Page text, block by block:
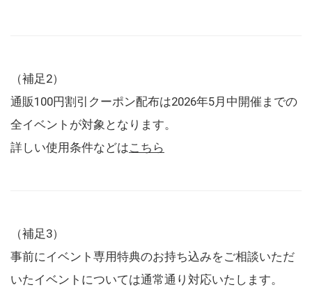
（補足2）
通販100円割引クーポン配布は2026年5月中開催までの
全イベントが対象となります。
詳しい使用条件などはこちら
（補足3）
事前にイベント専用特典のお持ち込みをご相談いただ
いたイベントについては通常通り対応いたします。